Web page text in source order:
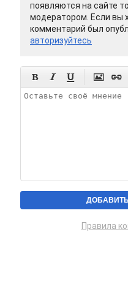
появляются на сайте
модератором. Если вы
комментарий был
авторизуйтесь
    
Правила